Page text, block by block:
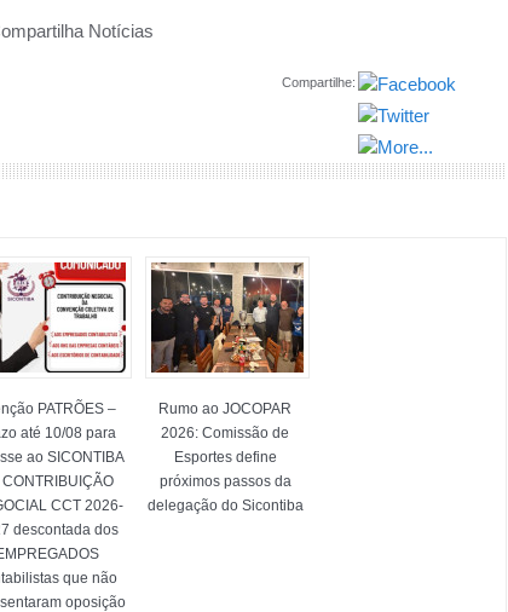
Notícias
Compartilhe:
PATRÕES –
até 10/08 para
ao SICONTIBA
CCT 2026-
descontada dos
que não
oposição
Rumo ao JOCOPAR
2026: Comissão de
Esportes define
próximos passos da
delegação do Sicontiba